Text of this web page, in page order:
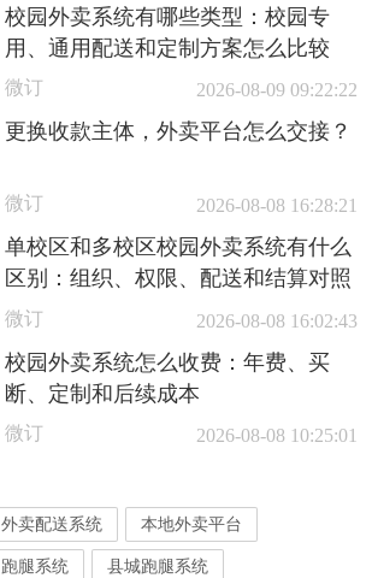
校园外卖系统有哪些类型：校园专
用、通用配送和定制方案怎么比较
微订 2026-08-09 09:22:22
更换收款主体，外卖平台怎么交接？
微订 2026-08-08 16:28:21
单校区和多校区校园外卖系统有什么
区别：组织、权限、配送和结算对照
微订 2026-08-08 16:02:43
校园外卖系统怎么收费：年费、买
断、定制和后续成本
微订 2026-08-08 10:25:01
外卖配送系统 本地外卖平台
跑腿系统 县城跑腿系统